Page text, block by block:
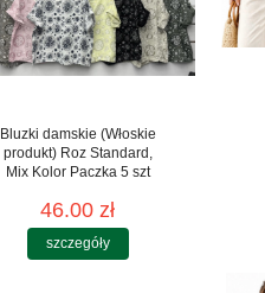
Bluzki damskie (Włoskie
produkt) Roz Standard,
Mix Kolor Paczka 5 szt
46.00 zł
szczegóły